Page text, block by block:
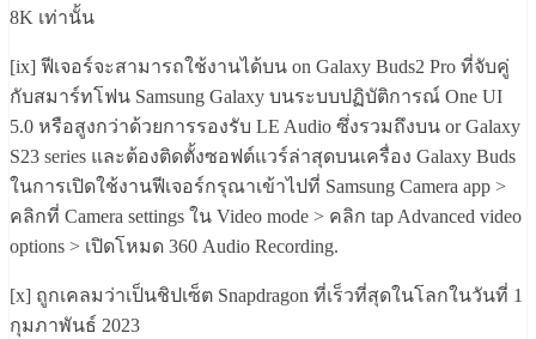
8K เท่านั้น
[ix] ฟีเจอร์จะสามารถใช้งานได้บน on Galaxy Buds2 Pro ที่จับคู่
กับสมาร์ทโฟน Samsung Galaxy บนระบบปฏิบัติการณ์ One UI
5.0 หรือสูงกว่าด้วยการรองรับ LE Audio ซึ่งรวมถึงบน or Galaxy
S23 series และต้องติดตั้งซอฟต์แวร์ล่าสุดบนเครื่อง Galaxy Buds
ในการเปิดใช้งานฟีเจอร์กรุณาเข้าไปที่ Samsung Camera app >
คลิกที่ Camera settings ใน Video mode > คลิก tap Advanced video
options > เปิดโหมด 360 Audio Recording.
[x] ถูกเคลมว่าเป็นชิปเซ็ต Snapdragon ที่เร็วที่สุดในโลกในวันที่ 1
กุมภาพันธ์ 2023